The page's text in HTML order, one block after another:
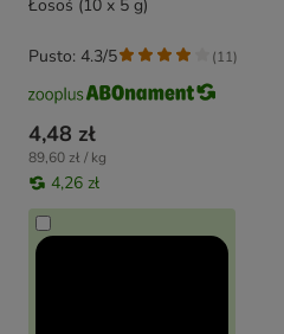
Łosoś (10 x 5 g)
4,48 zł
89,60 zł / kg
4,26 zł
Pusto: 4.3/5 (11)